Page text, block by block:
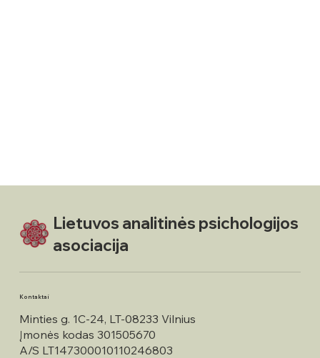
Lietuvos analitinės psichologijos
asociacija
Kontaktai
Minties g. 1C-24, LT-08233 Vilnius
Įmonės kodas 301505670
A/S LT147300010110246803